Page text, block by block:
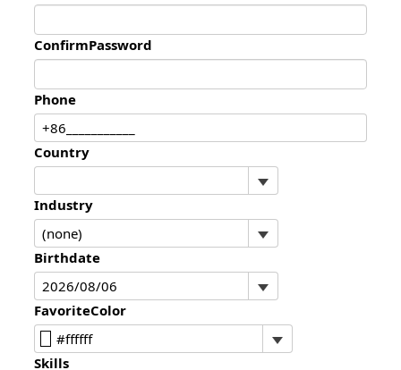
ConfirmPassword
Phone
Country
Industry
Birthdate
FavoriteColor
Skills